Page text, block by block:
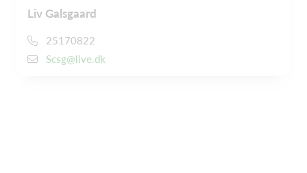
Liv Galsgaard
25170822
Scsg@live.dk